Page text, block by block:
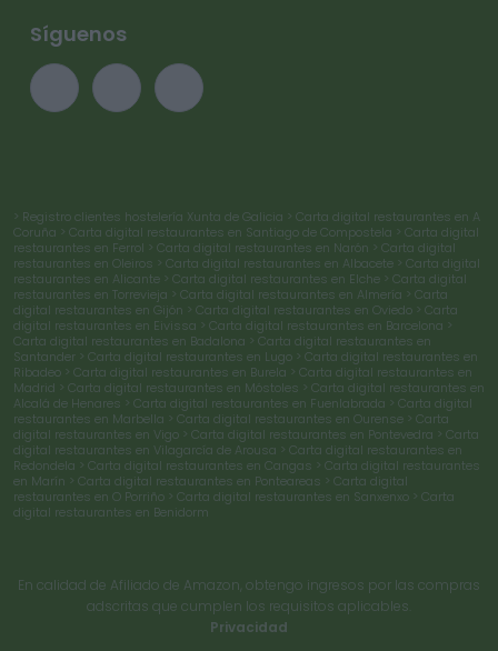
Síguenos
> Registro clientes hostelería Xunta de Galicia > Carta digital restaurantes en A
Coruña > Carta digital restaurantes en Santiago de Compostela > Carta digital
restaurantes en Ferrol > Carta digital restaurantes en Narón > Carta digital
restaurantes en Oleiros > Carta digital restaurantes en Albacete > Carta digital
restaurantes en Alicante > Carta digital restaurantes en Elche > Carta digital
restaurantes en Torrevieja > Carta digital restaurantes en Almería > Carta
digital restaurantes en Gijón > Carta digital restaurantes en Oviedo > Carta
digital restaurantes en Eivissa > Carta digital restaurantes en Barcelona >
Carta digital restaurantes en Badalona > Carta digital restaurantes en
Santander > Carta digital restaurantes en Lugo > Carta digital restaurantes en
Ribadeo > Carta digital restaurantes en Burela > Carta digital restaurantes en
Madrid > Carta digital restaurantes en Móstoles > Carta digital restaurantes en
Alcalá de Henares > Carta digital restaurantes en Fuenlabrada > Carta digital
restaurantes en Marbella > Carta digital restaurantes en Ourense > Carta
digital restaurantes en Vigo > Carta digital restaurantes en Pontevedra > Carta
digital restaurantes en Vilagarcía de Arousa > Carta digital restaurantes en
Redondela > Carta digital restaurantes en Cangas > Carta digital restaurantes
en Marín > Carta digital restaurantes en Ponteareas > Carta digital
restaurantes en O Porriño > Carta digital restaurantes en Sanxenxo > Carta
digital restaurantes en Benidorm
En calidad de Afiliado de Amazon, obtengo ingresos por las compras
adscritas que cumplen los requisitos aplicables.
Privacidad